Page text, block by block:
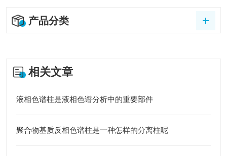
产品分类
相关文章
液相色谱柱是液相色谱分析中的重要部件
聚合物基质反相色谱柱是一种怎样的分离柱呢